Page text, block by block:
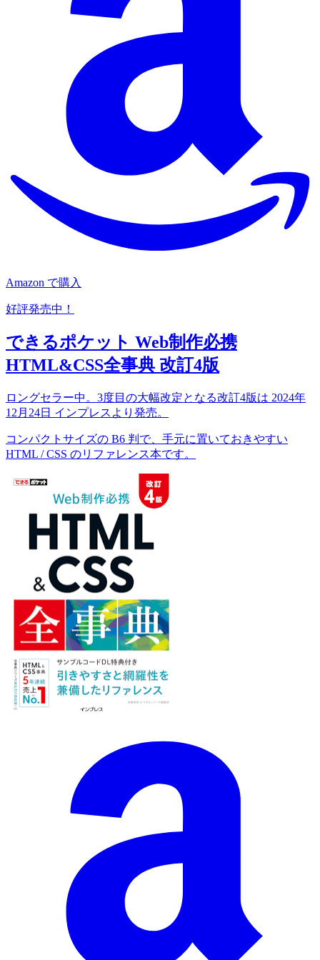
Amazon で購入
好評発売中！
できるポケット Web制作必携
HTML&CSS全事典 改訂4版
ロングセラー中。3度目の大幅改定となる改訂4版は 2024年
12月24日 インプレスより発売。
コンパクトサイズの B6 判で、手元に置いておきやすい
HTML / CSS のリファレンス本です。